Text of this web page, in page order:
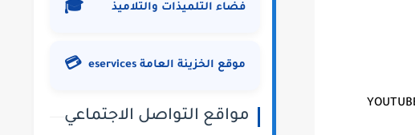
فضاء التلميذات والتلاميذ 🎓
موقع الخزينة العامة eservices 💳
مواقع التواصل الاجتماعي